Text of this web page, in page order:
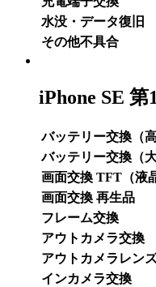
水没・データ復旧
その他不具合
iPhone SE 第
バッテリー交換（高
バッテリー交換（大
画面交換 TFT（液
画面交換 再生品
フレーム交換
アウトカメラ交換
アウトカメラレン
インカメラ交換